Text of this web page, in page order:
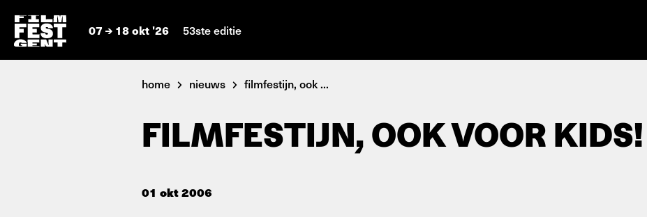
07 18 okt '26 53ste editie
home nieuws filmfestijn, ook ...
FILMFESTIJN, OOK VOOR KIDS!
01 okt 2006